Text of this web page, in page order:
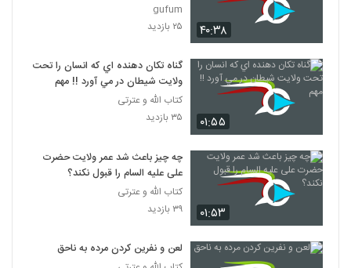
۴۰:۳۸
gufum
۲۵ بازدید
۰۱:۵۵
گناه تکان دهنده اي که انسان را تحت
ولايت شيطان در مي آورد !! مهم
کتاب الله و عترتی
۳۵ بازدید
۰۱:۵۳
چه چیز باعث شد عمر ولایت حضرت
علی علیه السام را قبول نکند؟
کتاب الله و عترتی
۳۹ بازدید
لعن و نفرين کردن مرده به ناحق